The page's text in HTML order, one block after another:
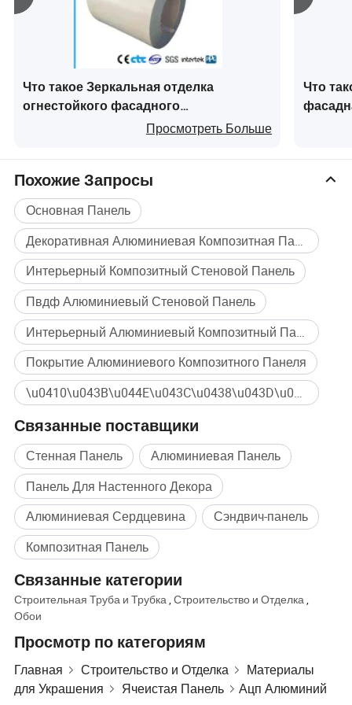
Что такое Зеркальная отделка
огнестойкого фасадного
алюминиевого панеля с
наружной стены
Просмотреть Больше
Что
Похожие Запросы
Основная Панель
Декоративная Алюминиевая Композитная Панель
Интерьерный Композитный Стеновой Панель
Пвдф Алюминиевый Стеновой Панель
Интерьерный Алюминиевый Композитный Панель
Покрытие Алюминиевого Композитного Панеля
\u0410\u043B\u044E\u043C\u0438\u043D\u0438\u0435\u0432\u0430\u044F \u041F\u0430\u043D\u0435\u043B\u044C ACCP Массовая покупка
Связанные поставщики
Стенная Панель
Алюминиевая Панель
Панель Для Настенного Декора
Алюминиевая Сердцевина
Сэндвич-панель
Композитная Панель
Связанные категории
Строительная Труба и Трубка,Строительство и Отделка,
Обои
Просмотр по категориям
Главная Строительство и Отделка
Материалы
для Украшения
Ячеистая Панель Ацп Алюминий